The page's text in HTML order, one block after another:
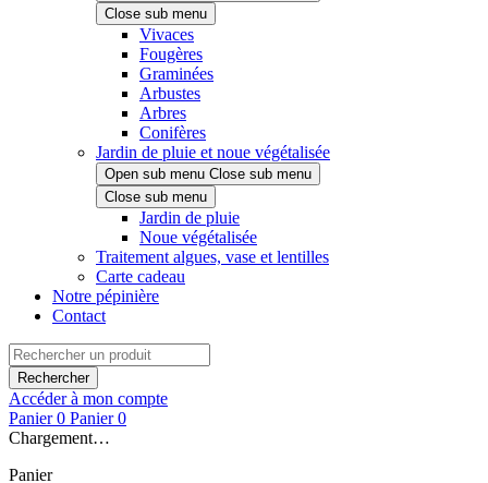
Close sub menu
Vivaces
Fougères
Graminées
Arbustes
Arbres
Conifères
Jardin de pluie et noue végétalisée
Open sub menu Close sub menu
Close sub menu
Jardin de pluie
Noue végétalisée
Traitement algues, vase et lentilles
Carte cadeau
Notre pépinière
Contact
Rechercher
Accéder à mon compte
Panier 0 Panier 0
Chargement…
Panier